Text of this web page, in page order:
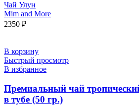
Чай Улун
Mim and More
2350 ₽
В корзину
Быстрый просмотр
В избранное
Премиальный чай
в тубе (50 гр.)